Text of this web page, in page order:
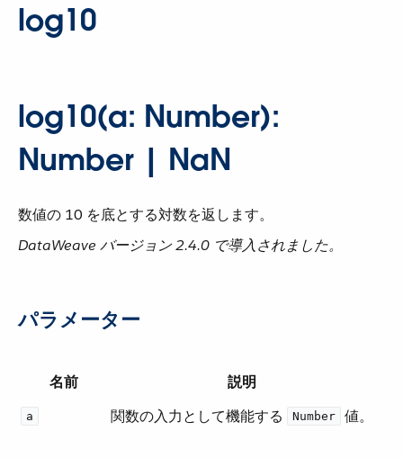
log10
log10(a: Number):
Number | NaN
数値の 10 を底とする対数を返します。
DataWeave バージョン 2.4.0 で導入されました。
パラメーター
名前 説明
a 関数の入力として機能する ​ Number ​ 値。